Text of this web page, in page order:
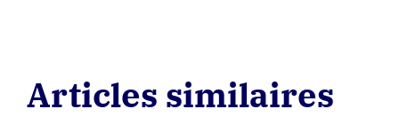
Articles similaires